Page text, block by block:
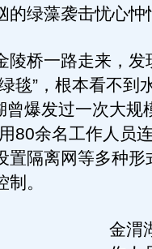
的绿藻袭击忧心忡
桥一路走来，发
毯”，根本看不到
爆发过一次大规
80余名工作人员
置隔离网等多种形
。
金渭